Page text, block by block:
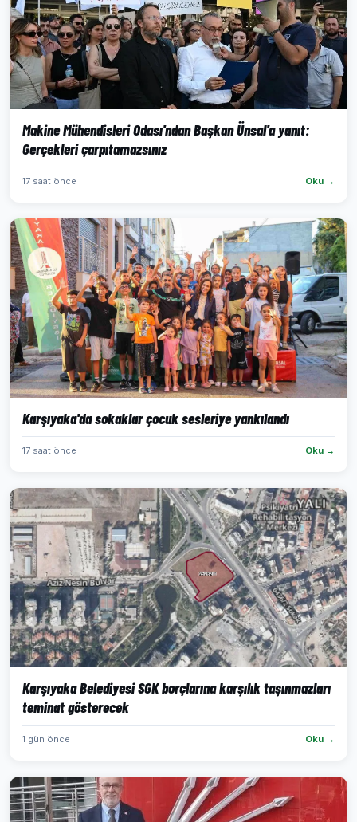
Makine Mühendisleri Odası'ndan Başkan Ünsal'a yanıt:
Gerçekleri çarpıtamazsınız
17 saat önce Oku →
Karşıyaka'da sokaklar çocuk sesleriye yankılandı
17 saat önce Oku →
Karşıyaka Belediyesi SGK borçlarına karşılık taşınmazları
teminat gösterecek
1 gün önce Oku →